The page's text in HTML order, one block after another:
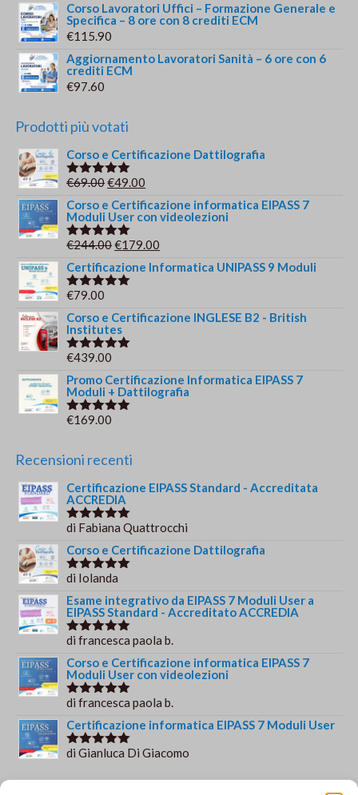
Corso Lavoratori Uffici – Formazione Generale e
Specifica – 8 ore con 8 crediti ECM
€115.90
Aggiornamento Lavoratori Sanità – 6 ore con 6
crediti ECM
€97.60
Prodotti più votati
Corso e Certificazione Dattilografia
Valutato
€69.00Il
prezzo
originale
era:
€49.00
prezzo
attuale
è:
Corso e Certificazione informatica EIPASS 7
Moduli User con videolezioni
Valutato
€244.00Il
prezzo
originale
€244.00.
€179.00
prezzo
€179.00.
Certificazione Informatica UNIPASS 9 Moduli
Valutato
€79.00
Corso e Certificazione INGLESE B2 - British
Institutes
Valutato
€439.00
Promo Certificazione Informatica EIPASS 7
Moduli + Dattilografia
Valutato
€169.00
Recensioni recenti
Certificazione EIPASS Standard - Accreditata
ACCREDIA
Valutato5
di Fabiana Quattrocchi
Corso e Certificazione Dattilografia
Valutato5
di Iolanda
Esame integrativo da EIPASS 7 Moduli User a
EIPASS Standard - Accreditato ACCREDIA
Valutato5
di francesca paola b.
Corso e Certificazione informatica EIPASS 7
Moduli User con videolezioni
Valutato5
di francesca paola b.
Certificazione informatica EIPASS 7 Moduli User
Valutato5
di Gianluca Di Giacomo